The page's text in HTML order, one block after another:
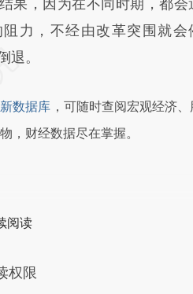
果，因为在不同时期，都会
力，不经由改革突围就会
退。
数据库 ，可随时查阅宏观经济、
，财经数据尽在掌握。
阅读
权限